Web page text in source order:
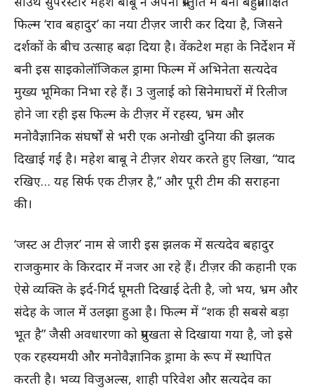
फिल्म ‘राव बहादुर’ का नया टीज़र जारी कर दिया है, जिसने
दर्शकों के बीच उत्साह बढ़ा दिया है। वेंकटेश महा के निर्देशन में
बनी इस साइकोलॉजिकल ड्रामा फिल्म में अभिनेता सत्यदेव
मुख्य भूमिका निभा रहे हैं। 3 जुलाई को सिनेमाघरों में रिलीज
होने जा रही इस फिल्म के टीज़र में रहस्य, भ्रम और
मनोवैज्ञानिक संघर्षों से भरी एक अनोखी दुनिया की झलक
दिखाई गई है। महेश बाबू ने टीज़र शेयर करते हुए लिखा, “याद
रखिए… यह सिर्फ एक टीज़र है,” और पूरी टीम की सराहना
की।
‘जस्ट अ टीज़र’ नाम से जारी इस झलक में सत्यदेव बहादुर
राजकुमार के किरदार में नजर आ रहे हैं। टीज़र की कहानी एक
ऐसे व्यक्ति के इर्द-गिर्द घूमती दिखाई देती है, जो भय, भ्रम और
संदेह के जाल में उलझा हुआ है। फिल्म में “शक ही सबसे बड़ा
भूत है” जैसी अवधारणा को प्रमुखता से दिखाया गया है, जो इसे
एक रहस्यमयी और मनोवैज्ञानिक ड्रामा के रूप में स्थापित
करती है। भव्य विजुअल्स, शाही परिवेश और सत्यदेव का